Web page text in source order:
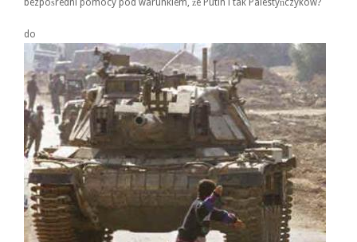
bezpośredni pomocy pod warunkiem, że Putin i tak Palestyńczyków?
do